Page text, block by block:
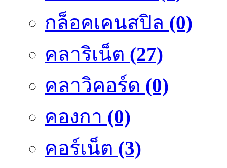
กล็อคเคนสปิล (0)
คลาริเน็ต (27)
คลาวิคอร์ด (0)
คองกา (0)
คอร์เน็ต (3)